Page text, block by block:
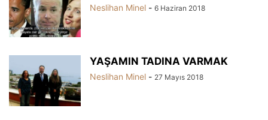
Neslihan Minel - 6 Haziran 2018
YAŞAMIN TADINA VARMAK
Neslihan Minel - 27 Mayıs 2018